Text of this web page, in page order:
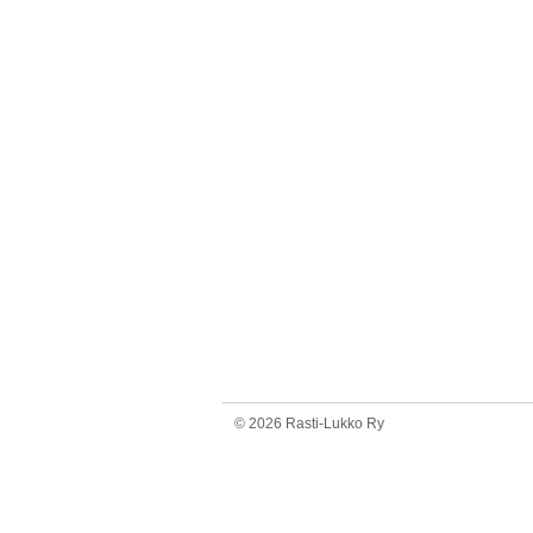
© 2026 Rasti-Lukko Ry